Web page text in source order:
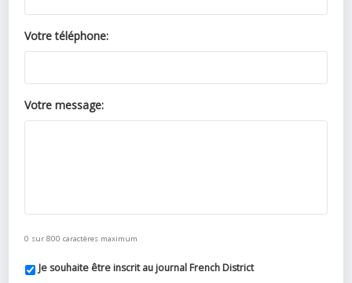
Votre téléphone:
Votre message:
0 sur 800 caractères maximum
Je souhaite être inscrit au journal French District